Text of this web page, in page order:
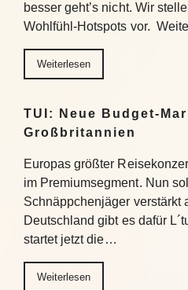
besser geht’s nicht. Wir
Wohlfühl-Hotspots vor.
Weiterlesen
TUI: Neue Budget-
Großbritannien
Europas größter
im Premiumsegment. Nun
Schnäppchenjäger verstärkt
Deutschland gibt es dafür
startet jetzt die…
Weiterlesen